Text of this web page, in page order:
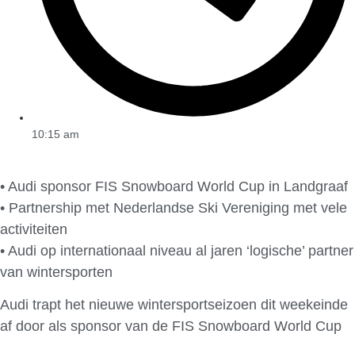
10:15 am
• Audi sponsor FIS Snowboard World Cup in Landgraaf
• Partnership met Nederlandse Ski Vereniging met vele
activiteiten
• Audi op internationaal niveau al jaren ‘logische’ partner
van wintersporten
Audi trapt het nieuwe wintersportseizoen dit weekeinde
af door als sponsor van de FIS Snowboard World Cup